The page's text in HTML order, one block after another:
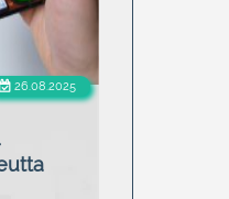
26.08.2025